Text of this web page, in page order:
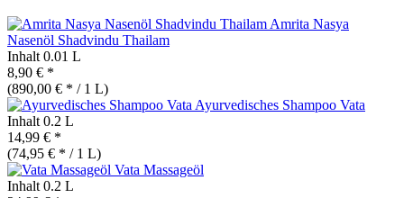
Amrita Nasya
Nasenöl Shadvindu Thailam
Inhalt 0.01 L
8,90 € *
(890,00 € * / 1 L)
Ayurvedisches Shampoo Vata
Inhalt 0.2 L
14,99 € *
(74,95 € * / 1 L)
Vata Massageöl
Inhalt 0.2 L